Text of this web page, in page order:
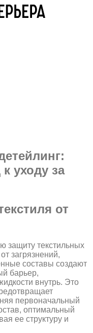
уходу за
от
защиту текстильных
загрязнений,
составы создают
барьер,
внутрь. Это
первоначальный
оптимальный
ее структуру и